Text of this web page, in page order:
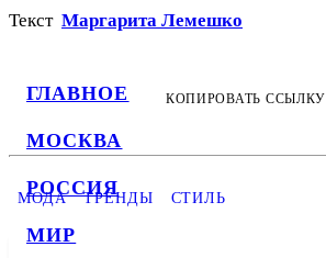
ГЛАВНОЕ
МОСКВА
РОССИЯ
МИР
Текст Маргарита Лемешко
КОПИРОВАТЬ ССЫЛКУ
МОДА ТРЕНДЫ СТИЛЬ